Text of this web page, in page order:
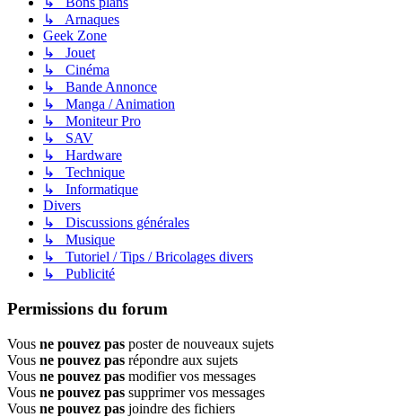
↳ Arnaques
Geek Zone
↳ Jouet
↳ Cinéma
↳ Bande Annonce
↳ Manga / Animation
↳ Moniteur Pro
↳ SAV
↳ Hardware
↳ Technique
↳ Informatique
Divers
↳ Discussions générales
↳ Musique
↳ Tutoriel / Tips / Bricolages divers
↳ Publicité
Permissions du forum
Vous ne pouvez pas poster de nouveaux sujets
Vous ne pouvez pas répondre aux sujets
Vous ne pouvez pas modifier vos messages
Vous ne pouvez pas supprimer vos messages
Vous ne pouvez pas joindre des fichiers